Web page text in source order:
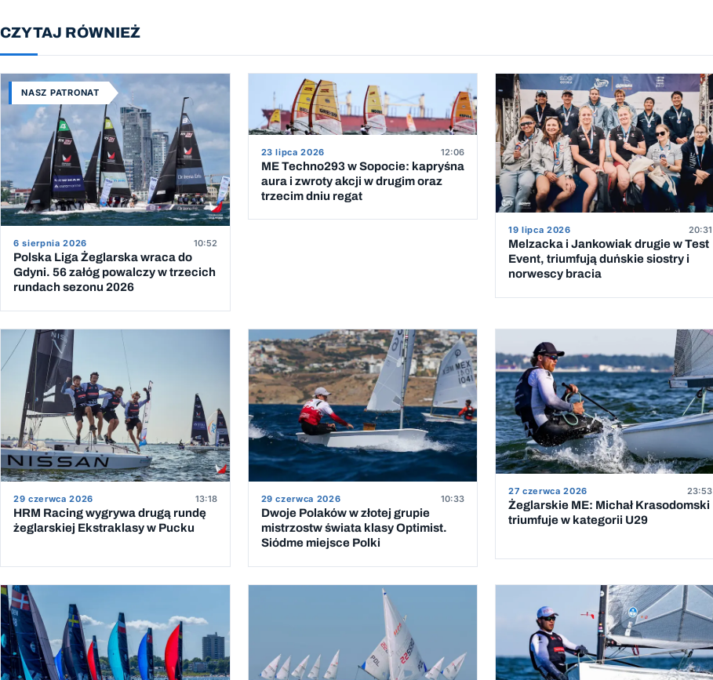
CZYTAJ RÓWNIEŻ
NASZ PATRONAT
6 sierpnia 2026 10:52
Polska Liga Żeglarska wraca do
Gdyni. 56 załóg powalczy w trzecich
rundach sezonu 2026
23 lipca 2026 12:06
ME Techno293 w Sopocie: kapryśna
aura i zwroty akcji w drugim oraz
trzecim dniu regat
19 lipca 2026 20:31
Melzacka i Jankowiak drugie w Test
Event, triumfują duńskie siostry i
norwescy bracia
29 czerwca 2026 13:18
HRM Racing wygrywa drugą rundę
żeglarskiej Ekstraklasy w Pucku
29 czerwca 2026 10:33
Dwoje Polaków w złotej grupie
mistrzostw świata klasy Optimist.
Siódme miejsce Polki
27 czerwca 2026 23:53
Żeglarskie ME: Michał Krasodomski
triumfuje w kategorii U29